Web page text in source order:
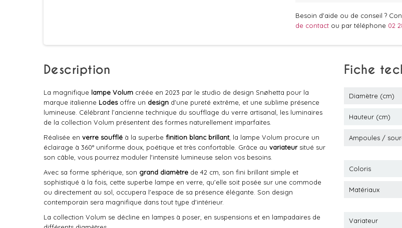
Besoin d'aide ou de conseil ?
de contact ou par téléphone 02
Description
La magnifique lampe Volum créée en 2023 par le studio de design Snøhetta pour la
marque italienne Lodes offre un design d'une pureté extrême, et une sublime présence
lumineuse. Célébrant l’ancienne technique du soufflage du verre artisanal, les luminaires
de la collection Volum présentent des formes naturellement imparfaites.
Réalisée en verre soufflé à la superbe finition blanc brillant, la lampe Volum procure un
éclairage à 360° uniforme doux, poétique et très confortable. Grâce au variateursitué sur
son câble, vous pourrez moduler l'intensité lumineuse selon vos besoins.
Avec sa forme sphérique, son grand diamètre de 42 cm, son fini brillant simple et
sophistiqué à la fois, cette superbe lampe en verre, qu'elle soit posée sur une commode
ou directement au sol, occupera l'espace de sa présence élégante. Son design
contemporain sera magnifique dans tout type d'intérieur.
La collection Volum se décline en lampes à poser, en suspensions et en lampadaires de
Fiche
Diamètre (cm)
Hauteur (cm)
Ampoules /
Coloris
Matériaux
Variateur